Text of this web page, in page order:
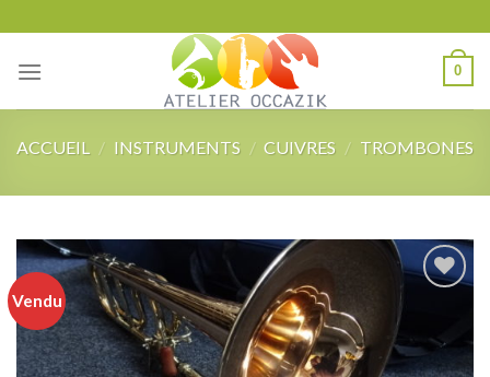
to
content
0
ACCUEIL / INSTRUMENTS / CUIVRES / TROMBONES
Vendu
Add to
wishlist